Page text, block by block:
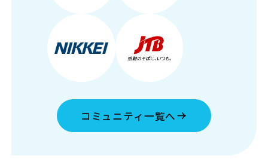
コミュニティ一覧へ